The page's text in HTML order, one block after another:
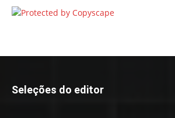
Seleções do editor